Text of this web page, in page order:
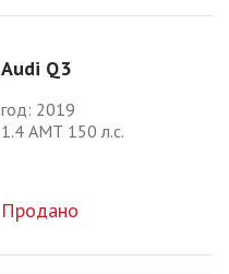
Audi Q3
год: 2019
1.4 АМТ 150 л.с.
Продано